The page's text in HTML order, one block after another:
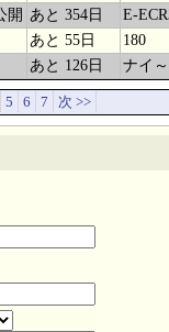
開 あと 354日
E-
あと 55日
180
あと 126日 ナイ
5 6 7 次 >>